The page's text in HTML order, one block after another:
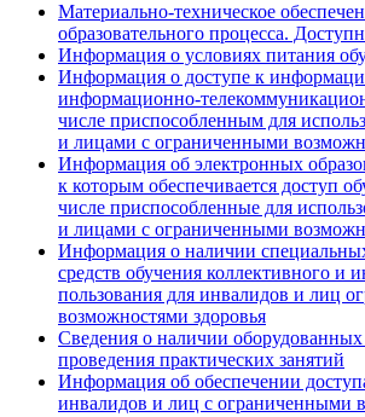
Материально-техническое
образовательного процесса.
Информация о условиях питания
Информация о доступе к
информационно-
числе приспособленным для
и лицами с ограниченными
Информация об электронных
к которым обеспечивается доступ
числе приспособленные для
и лицами с ограниченными
Информация о наличии
средств обучения коллективного и
пользования для инвалидов и лиц
возможностями здоровья
Сведения о наличии оборудованных
проведения практических занятий
Информация об обеспечении
инвалидов и лиц с ограниченными